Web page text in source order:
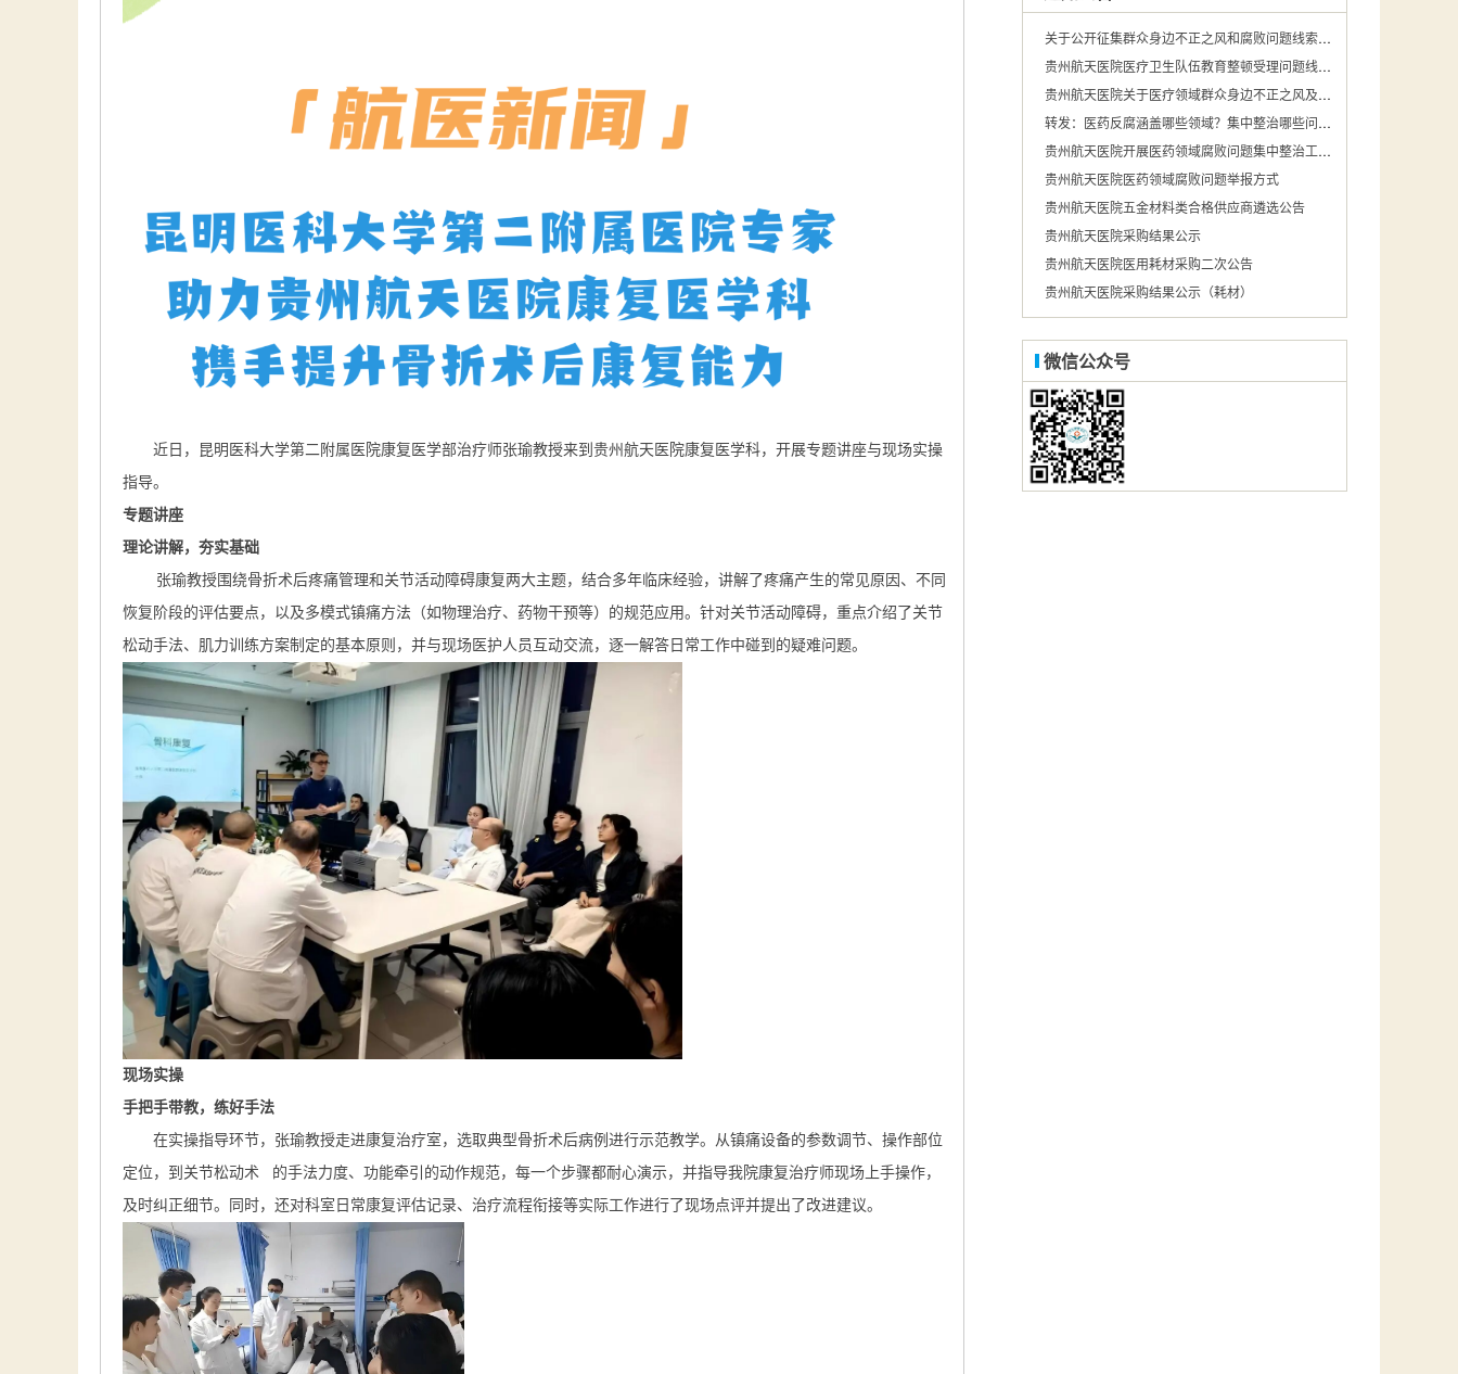
近日，昆明医科大学第二附属医院康复医学部治疗师张瑜教授来到贵州航天医院康复医学科，开展专题讲座与现场实操
指导。
专题讲座
理论讲解，夯实基础
张瑜教授围绕骨折术后疼痛管理和关节活动障碍康复两大主题，结合多年临床经验，讲解了疼痛产生的常见原因、不同
恢复阶段的评估要点，以及多模式镇痛方法（如物理治疗、药物干预等）的规范应用。针对关节活动障碍，重点介绍了关节
松动手法、肌力训练方案制定的基本原则，并与现场医护人员互动交流，逐一解答日常工作中碰到的疑难问题。
现场实操
手把手带教，练好手法
在实操指导环节，张瑜教授走进康复治疗室，选取典型骨折术后病例进行示范教学。从镇痛设备的参数调节、操作部位
定位，到 关节松动术
的手法力度、功能牵引的动作规范，每一个步骤都耐心演示，并指导我院康复治疗师现场上手操作，
及时纠正细节。同时，还对科室日常康复评估记录、治疗流程衔接等实际工作进行了现场点评并提出了改进建议。
关于公开征集群众身边不正之风和腐败问题线索的公告
贵州航天医院医疗卫生队伍教育整顿受理问题线索举报的公告
贵州航天医院关于医疗领域群众身边不正之风及腐败问题投诉举报途径的公示
转发：医药反腐涵盖哪些领域？集中整治哪些问题？国家卫健委回应.
贵州航天医院开展医药领域腐败问题集中整治工作举报途径公示
贵州航天医院医药领域腐败问题举报方式
贵州航天医院五金材料类合格供应商遴选公告
贵州航天医院采购结果公示
贵州航天医院医用耗材采购二次公告
贵州航天医院采购结果公示（耗材）
微信公众号